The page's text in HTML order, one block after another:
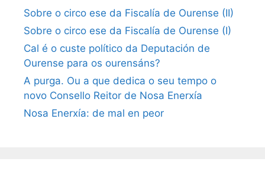
Sobre o circo ese da Fiscalía de Ourense (II)
Sobre o circo ese da Fiscalía de Ourense (I)
Cal é o custe político da Deputación de
Ourense para os ourensáns?
A purga. Ou a que dedica o seu tempo o
novo Consello Reitor de Nosa Enerxía
Nosa Enerxía: de mal en peor